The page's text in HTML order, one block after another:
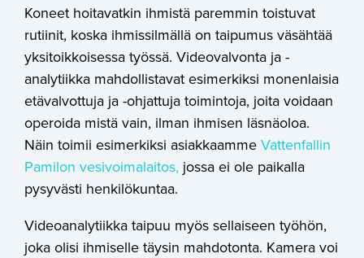
Koneet hoitavatkin ihmistä paremmin toistuvat
rutiinit, koska ihmissilmällä on taipumus väsähtää
yksitoikkoisessa työssä. Videovalvonta ja -
analytiikka mahdollistavat esimerkiksi monenlaisia
etävalvottuja ja -ohjattuja toimintoja, joita voidaan
operoida mistä vain, ilman ihmisen läsnäoloa.
Näin toimii esimerkiksi asiakkaamme Vattenfallin
Pamilon vesivoimalaitos, jossa ei ole paikalla
pysyvästi henkilökuntaa.
Videoanalytiikka taipuu myös sellaiseen työhön,
joka olisi ihmiselle täysin mahdotonta. Kamera voi